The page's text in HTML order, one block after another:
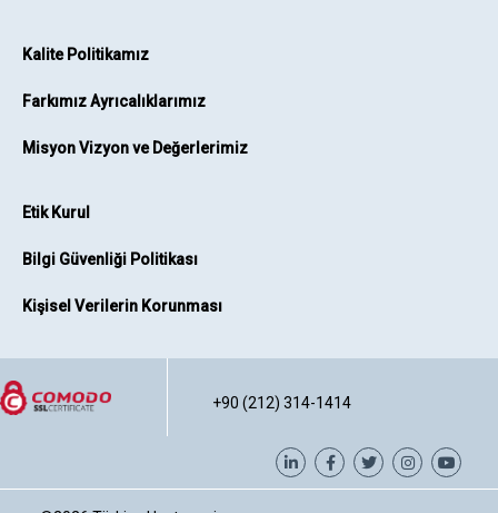
Kalite Politikamız
Farkımız Ayrıcalıklarımız
Misyon Vizyon ve Değerlerimiz
Etik Kurul
Bilgi Güvenliği Politikası
Kişisel Verilerin Korunması
+90 (212) 314-1414